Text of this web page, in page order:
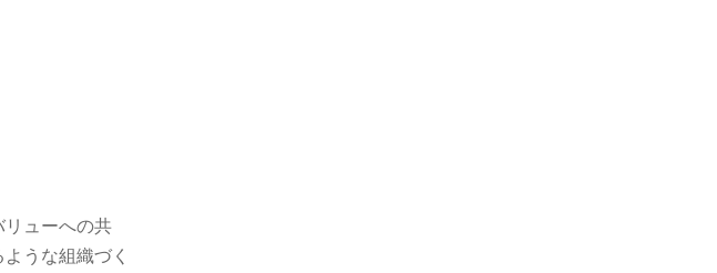
ューへの共
うな組織づく